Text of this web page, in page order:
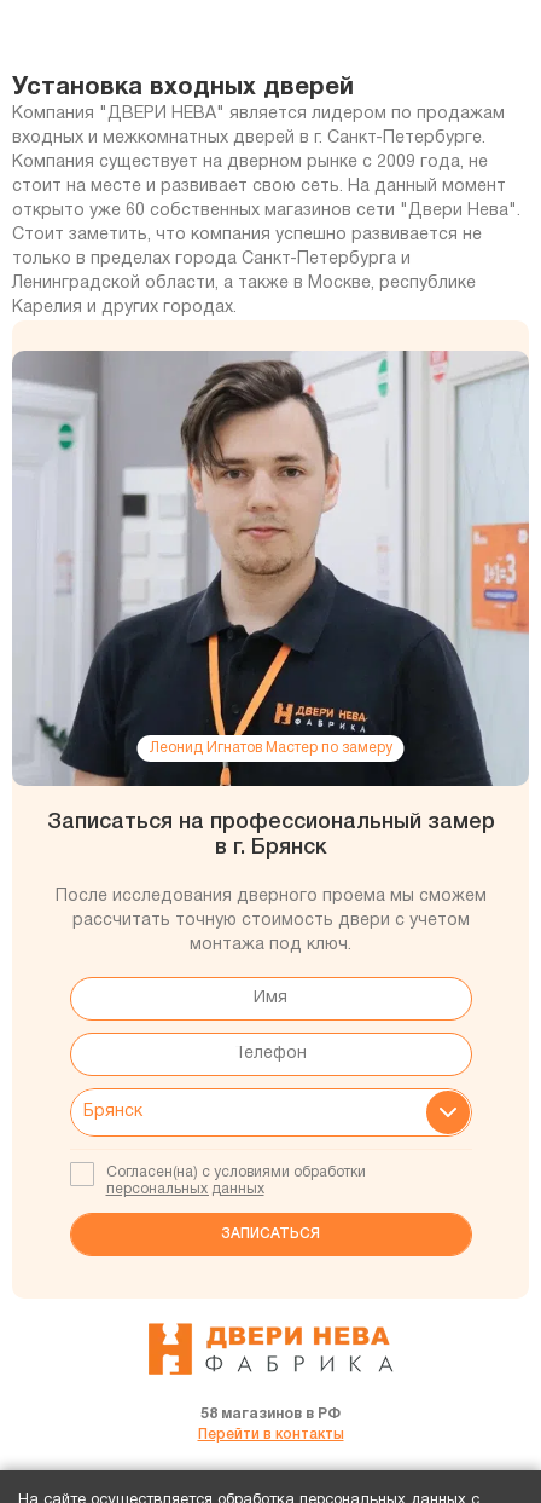
Установка входных дверей
Компания "ДВЕРИ НЕВА" является лидером по продажам
входных и межкомнатных дверей в г. Санкт-Петербурге.
Компания существует на дверном рынке с 2009 года, не
стоит на месте и развивает свою сеть. На данный момент
открыто уже 60 собственных магазинов сети "Двери Нева".
Стоит заметить, что компания успешно развивается не
только в пределах города Санкт-Петербурга и
Ленинградской области, а также в Москве, республике
Карелия и других городах.
Леонид Игнатов Мастер по замеру
Записаться на профессиональный замер
в г. Брянск
После исследования дверного проема мы сможем
рассчитать точную стоимость двери с учетом
монтажа под ключ.
Согласен(на) с условиями обработки
персональных данных
58 магазинов в РФ
Перейти в контакты